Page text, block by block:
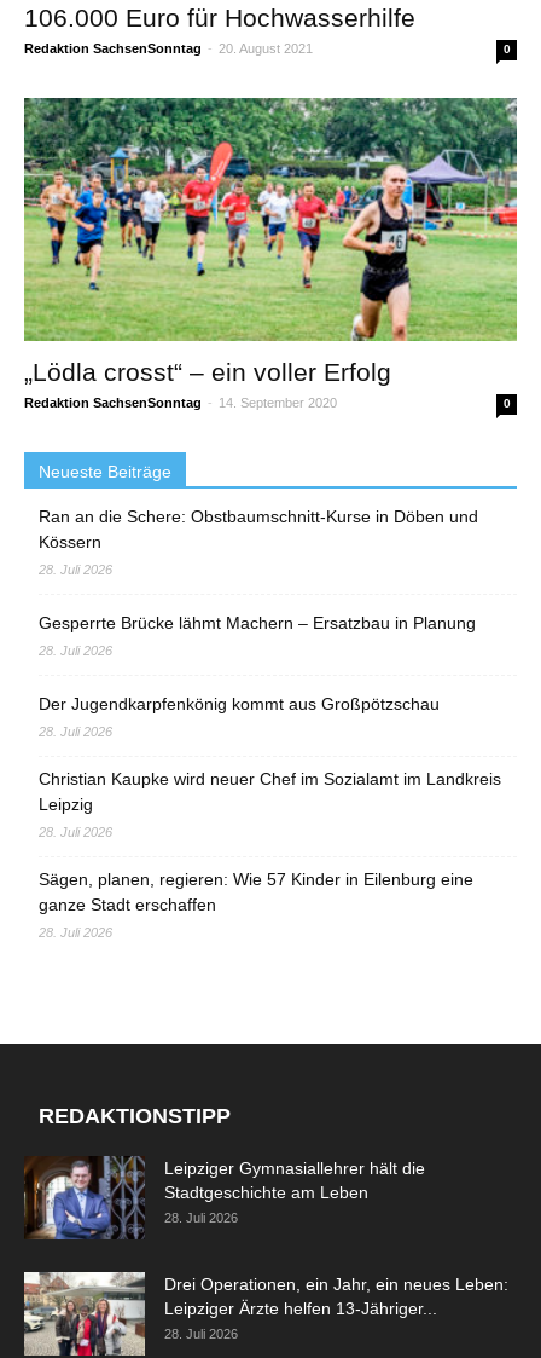
106.000 Euro für Hochwasserhilfe
Redaktion SachsenSonntag - 20. August 2021 0
„Lödla crosst“ – ein voller Erfolg
Redaktion SachsenSonntag - 14. September 2020 0
Neueste Beiträge
Ran an die Schere: Obstbaumschnitt-Kurse in Döben und
Kössern
28. Juli 2026
Gesperrte Brücke lähmt Machern – Ersatzbau in Planung
28. Juli 2026
Der Jugendkarpfenkönig kommt aus Großpötzschau
28. Juli 2026
Christian Kaupke wird neuer Chef im Sozialamt im Landkreis
Leipzig
28. Juli 2026
Sägen, planen, regieren: Wie 57 Kinder in Eilenburg eine
ganze Stadt erschaffen
28. Juli 2026
REDAKTIONSTIPP
Leipziger Gymnasiallehrer hält die
Stadtgeschichte am Leben
28. Juli 2026
Drei Operationen, ein Jahr, ein neues Leben:
Leipziger Ärzte helfen 13-Jähriger...
28. Juli 2026